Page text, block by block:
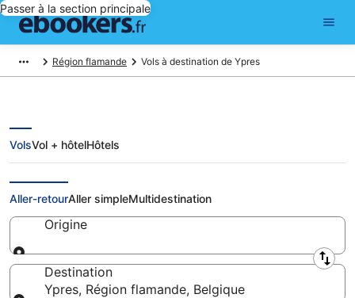
Passer à la section principale
Région flamande Vols à destination de Ypres
Vols pas chers pour Ypres
VolsVol + hôtelHôtels
Aller-retourAller simpleMultidestination
Origine
Origine
Destination
Ypres, Région flamande, Belgique